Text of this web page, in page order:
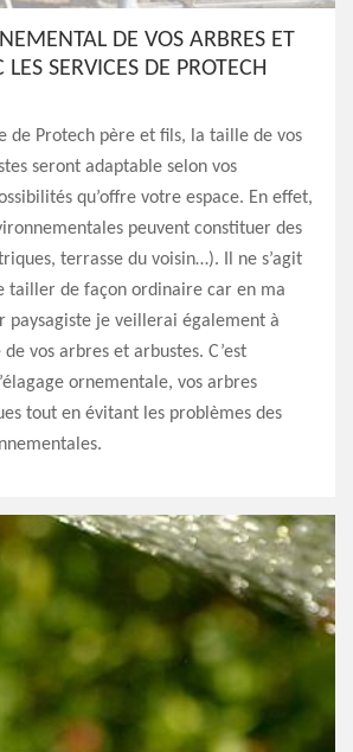
DE VOS ARBRES ET
SERVICES DE PROTECH
de Protech père et fils, la taille de vos
seront adaptable selon vos
qu’offre votre espace. En effet,
peuvent constituer des
terrasse du voisin…). Il ne s’agit
tailler de façon ordinaire car en ma
paysagiste je veillerai également à
de vos arbres et arbustes. C’est
ornementale, vos arbres
tout en évitant les problèmes des